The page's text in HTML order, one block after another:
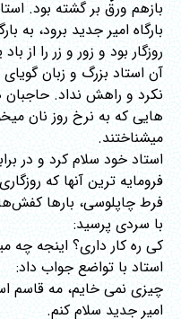
بازهم ورق بر گشته بود.
بارگاه امیر جدید برود، به
روزگار بود و زور و زر را از
آن استاد بزرگ و زبان
نکرد و راهش نداد.
هایی که به نرخ روز نان
میشناختند.
استاد خود سلام کرد و در
فرومایه ترین آنها که
فرط چاپلوسی، بارها
با سردی پرسید:
کی ره کار داری؟ اینجه چه
استاد با تواضع جواب داد:
چیزی نمی خایم، مه قاسم
امیر جدید سلام کنم.